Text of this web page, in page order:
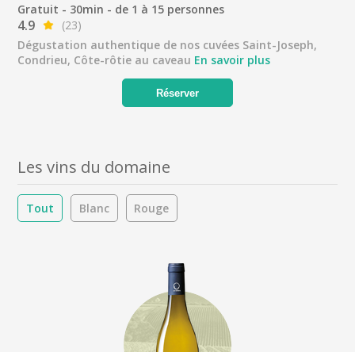
Gratuit - 30min - de 1 à 15 personnes
4.9
(23)
Dégustation authentique de nos cuvées Saint-Joseph,
Condrieu, Côte-rôtie au caveau En savoir plus
Réserver
Les vins du domaine
Tout Blanc Rouge